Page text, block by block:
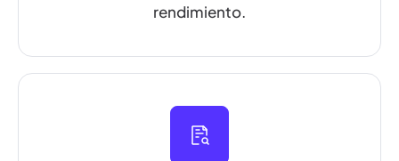
rendimiento.